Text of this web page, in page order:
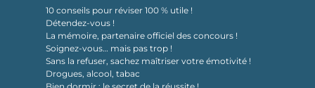
10 conseils pour réviser 100 % utile !
Détendez-vous !
La mémoire, partenaire officiel des concours !
Soignez-vous… mais pas trop !
Sans la refuser, sachez maîtriser votre émotivité !
Drogues, alcool, tabac